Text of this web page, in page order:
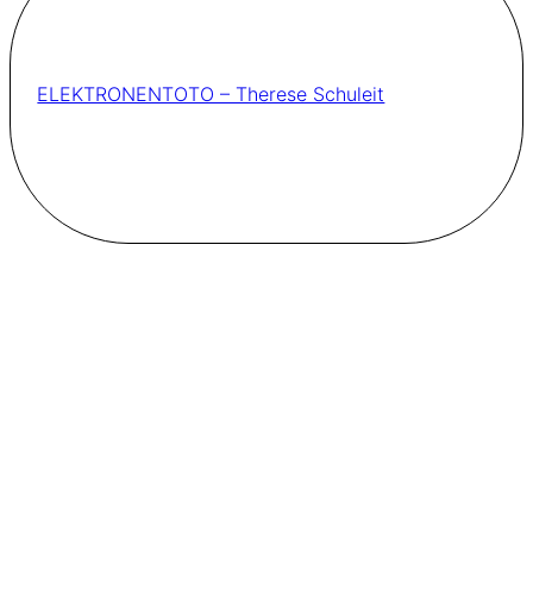
ELEKTRONENTOTO – Therese Schuleit